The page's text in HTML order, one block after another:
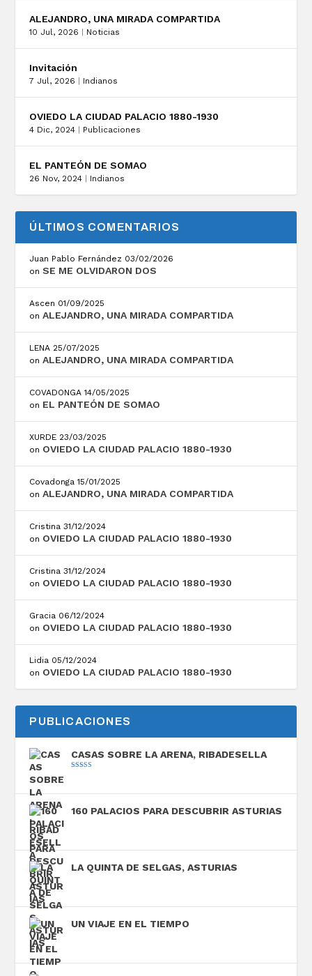
ALEJANDRO, UNA MIRADA COMPARTIDA
10 Jul, 2026 Noticias
Invitación
7 Jul, 2026 Indianos
OVIEDO LA CIUDAD PALACIO 1880-1930
4 Dic, 2024 Publicaciones
EL PANTEÓN DE SOMAO
26 Nov, 2024 Indianos
ÚLTIMOS COMENTARIOS
Juan Pablo Fernández 03/02/2026
onSE ME OLVIDARON DOS
Ascen 01/09/2025
onALEJANDRO, UNA MIRADA COMPARTIDA
LENA 25/07/2025
onALEJANDRO, UNA MIRADA COMPARTIDA
COVADONGA 14/05/2025
on EL PANTEÓN DE SOMAO
XURDE 23/03/2025
on OVIEDO LA CIUDAD PALACIO 1880-1930
Covadonga 15/01/2025
onALEJANDRO, UNA MIRADA COMPARTIDA
Cristina 31/12/2024
on OVIEDO LA CIUDAD PALACIO 1880-1930
Cristina 31/12/2024
on OVIEDO LA CIUDAD PALACIO 1880-1930
Gracia 06/12/2024
on OVIEDO LA CIUDAD PALACIO 1880-1930
Lidia 05/12/2024
on OVIEDO LA CIUDAD PALACIO 1880-1930
PUBLICACIONES
CASAS SOBRE LA ARENA, RIBADESELLA
160 PALACIOS PARA DESCUBRIR ASTURIAS
LA QUINTA DE SELGAS, ASTURIAS
UN VIAJE EN EL TIEMPO